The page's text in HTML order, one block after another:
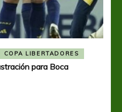
COPA LIBERTADORES
para Boca